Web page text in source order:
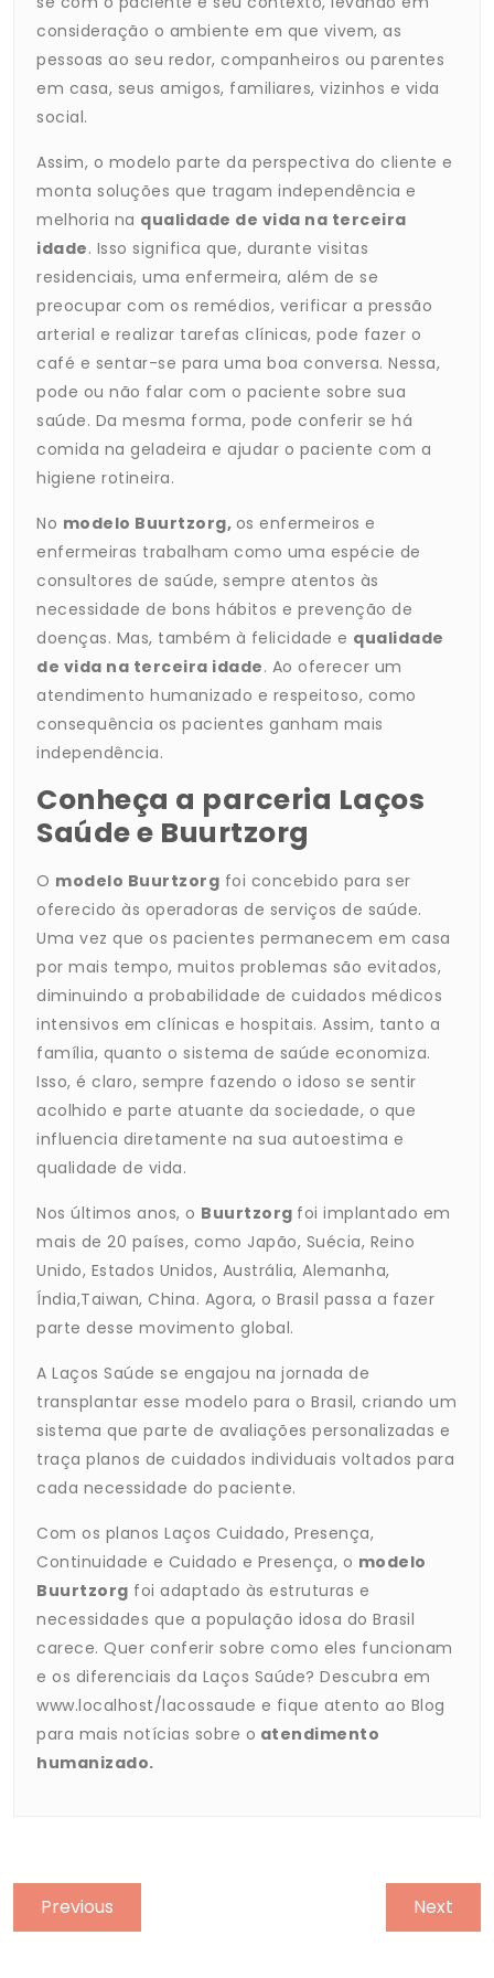
consideração o ambiente em que vivem, as
pessoas ao seu redor, companheiros ou parentes
em casa, seus amigos, familiares, vizinhos e vida
social.
Assim, o modelo parte da perspectiva do cliente e
monta soluções que tragam independência e
melhoria na qualidade de vida na terceira
idade. Isso significa que, durante visitas
residenciais, uma enfermeira, além de se
preocupar com os remédios, verificar a pressão
arterial e realizar tarefas clínicas, pode fazer o
café e sentar-se para uma boa conversa. Nessa,
pode ou não falar com o paciente sobre sua
saúde. Da mesma forma, pode conferir se há
comida na geladeira e ajudar o paciente com a
higiene rotineira.
No modelo Buurtzorg, os enfermeiros e
enfermeiras trabalham como uma espécie de
consultores de saúde, sempre atentos às
necessidade de bons hábitos e prevenção de
doenças. Mas, também à felicidade e qualidade
de vida na terceira idade. Ao oferecer um
atendimento humanizado e respeitoso, como
consequência os pacientes ganham mais
independência.
Conheça a parceria Laços
Saúde e Buurtzorg
O modelo Buurtzorg foi concebido para ser
oferecido às operadoras de serviços de saúde.
Uma vez que os pacientes permanecem em casa
por mais tempo, muitos problemas são evitados,
diminuindo a probabilidade de cuidados médicos
intensivos em clínicas e hospitais. Assim, tanto a
família, quanto o sistema de saúde economiza.
Isso, é claro, sempre fazendo o idoso se sentir
acolhido e parte atuante da sociedade, o que
influencia diretamente na sua autoestima e
qualidade de vida.
Nos últimos anos, o Buurtzorg foi implantado em
mais de 20 países, como Japão, Suécia, Reino
Unido, Estados Unidos, Austrália, Alemanha,
Índia,Taiwan, China. Agora, o Brasil passa a fazer
parte desse movimento global.
A Laços Saúde se engajou na jornada de
transplantar esse modelo para o Brasil, criando um
sistema que parte de avaliações personalizadas e
traça planos de cuidados individuais voltados para
cada necessidade do paciente.
Com os planos Laços Cuidado, Presença,
Continuidade e Cuidado e Presença, o modelo
Buurtzorg foi adaptado às estruturas e
necessidades que a população idosa do Brasil
carece. Quer conferir sobre como eles funcionam
e os diferenciais da Laços Saúde? Descubra em
www.localhost/lacossaude e fique atento ao Blog
para mais notícias sobre o atendimento
humanizado.
Previous Next